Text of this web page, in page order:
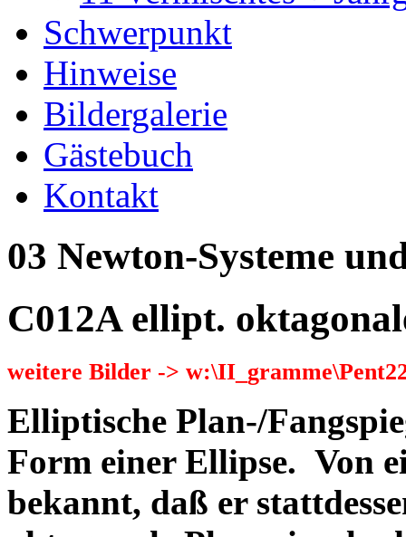
Schwerpunkt
Hinweise
Bildergalerie
Gästebuch
Kontakt
03 Newton-Systeme
C012A ellipt.
weitere Bilder ->
Elliptische Plan-/
Form einer Ellipse. Von
bekannt, daß er